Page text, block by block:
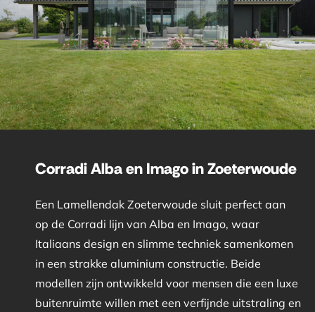
Corradi Alba en Imago in Zoeterwoude
Een Lamellendak Zoeterwoude sluit perfect aan
op de Corradi lijn van Alba en Imago, waar
Italiaans design en slimme techniek samenkomen
in een strakke aluminium constructie. Beide
modellen zijn ontwikkeld voor mensen die een luxe
buitenruimte willen met een verfijnde uitstraling en